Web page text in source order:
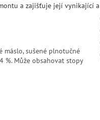
a zajišťuje její vynikající a
máslo, sušené plnotučné
%. Může obsahovat stopy